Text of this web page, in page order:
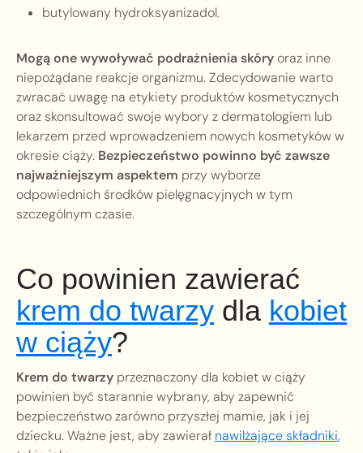
butylowany hydroksyanizadol.
Mogą one wywoływać podrażnienia skóryoraz inne
niepożądane reakcje organizmu. Zdecydowanie warto
zwracać uwagę na etykiety produktów kosmetycznych
oraz skonsultować swoje wybory z dermatologiem lub
lekarzem przed wprowadzeniem nowych kosmetyków w
okresie ciąży. Bezpieczeństwo powinno być zawsze
najważniejszym aspektem przy wyborze
odpowiednich środków pielęgnacyjnych w tym
szczególnym czasie.
Co powinien zawierać
krem do twarzy dla kobiet
w ciąży?
Krem do twarzy przeznaczony dla kobiet w ciąży
powinien być starannie wybrany, aby zapewnić
bezpieczeństwo zarówno przyszłej mamie, jak i jej
dziecku. Ważne jest, aby zawierał nawilżające składniki,